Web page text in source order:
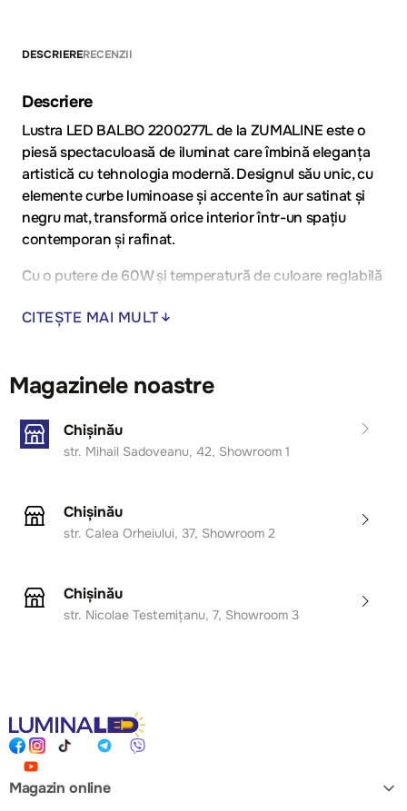
DESCRIERERECENZII
Descriere
Lustra LED BALBO 2200277L de la ZUMALINE este o
piesă spectaculoasă de iluminat care îmbină eleganța
artistică cu tehnologia modernă. Designul său unic, cu
elemente curbe luminoase și accente în aur satinat și
negru mat, transformă orice interior într-un spațiu
contemporan și rafinat.
Cu o putere de 60W și temperatură de culoare reglabilă
ajusta lumina de la caldă și relaxantă la rece și
Lustra BALBO este ideală pentru livinguri spațioase,
dininguri elegante, birouri moderne sau zone de
recepție, oferind un iluminat decorativ și funcțional
Design artistic cu forme fluide și accente aurii
Finisaj premium: aur satinat + negru mat
Potrivită pentru living, dining, birouri moderne
CITEȘTE MAI MULT
Magazinele noastre
Chișinău
str. Mihail Sadoveanu, 42, Showroom 1
Chișinău
str. Calea Orheiului, 37, Showroom 2
Chișinău
str. Nicolae Testemițanu, 7, Showroom 3
Magazin online